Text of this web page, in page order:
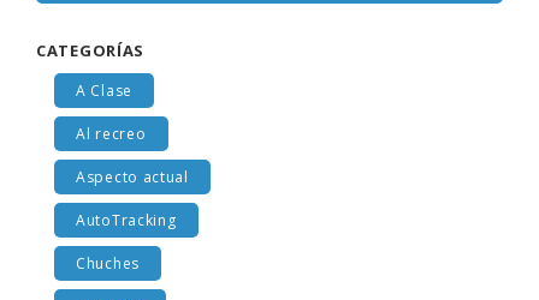
CATEGORÍAS
A Clase
Al recreo
Aspecto actual
AutoTracking
Chuches